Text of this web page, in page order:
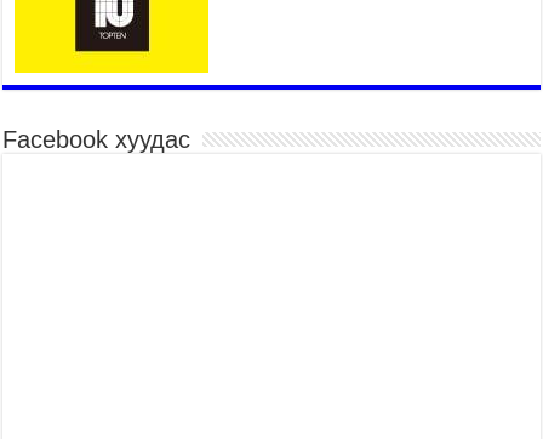
нийслэлийн засаг дарга захирамж гаргалаа
2026 оны 7 сар 20 / 17 цаг 11 минут
Төв цэвэрлэх байгууламжид хоногт дунджаар 3
тонн хатуу хог хаягдал ирж байна
“Эхийн алдар” одонгийн шаардлагыг
Facebook хуудас